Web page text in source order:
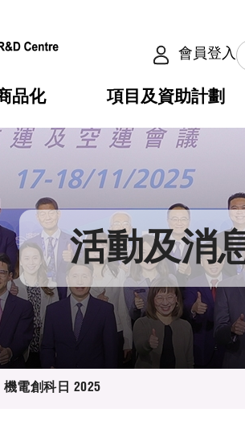
會員登入
品化
技術
服務之創新技術
項目及資助計劃
目計劃書
活動及消
機電創科日 2025